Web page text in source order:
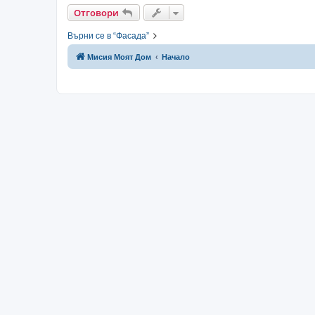
Отговори
Върни се в “Фасада”
Мисия Моят Дом Начало